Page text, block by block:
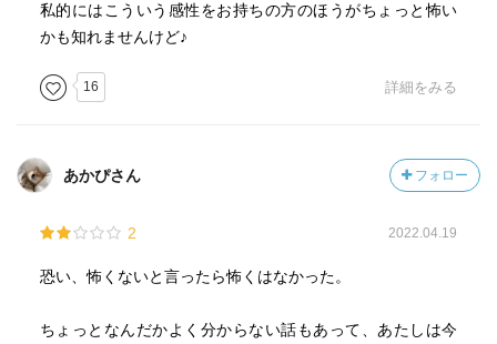
私的にはこういう感性をお持ちの方のほうがちょっと怖い
かも知れませんけど♪
16 詳細をみる
あかぴさん フォロー
2 2022.04.19
恐い、怖くないと言ったら怖くはなかった。
ちょっとなんだかよく分からない話もあって、あたしは今